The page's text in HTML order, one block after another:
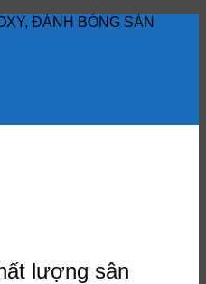
ĐÁNH BÓNG SÀN
lượng sân